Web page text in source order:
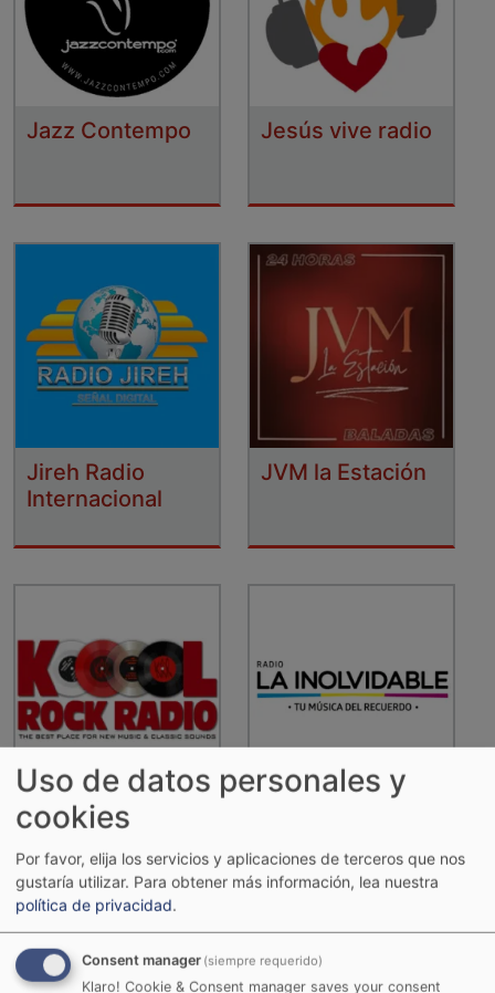
Jazz Contempo Jesús vive radio
Jireh Radio
Internacional
JVM la Estación
Kool Rock Radio
Uso de datos personales y
cookies
Por favor, elija los servicios y aplicaciones de terceros que nos
gustaría utilizar. Para obtener más información, lea nuestra
política de privacidad.
Consent manager (siempre requerido)
Klaro! Cookie & Consent manager saves your consent